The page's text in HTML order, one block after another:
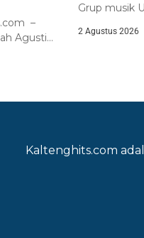
–
Agustiar
Grup musik
2 Agustus 2026
Kaltenghits.com